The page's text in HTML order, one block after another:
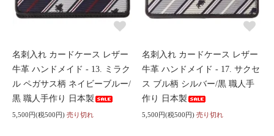
名刺入れ カードケース レザー
牛革 ハンドメイド - 13. ミラク
ル ペガサス柄 ネイビーブルー/
黒 職人手作り 日本製
5,500円(税500円) 売り切れ
名刺入れ カードケース レザー
牛革 ハンドメイド - 17. サクセ
ス ブル柄 シルバー/黒 職人手
作り 日本製
5,500円(税500円) 売り切れ